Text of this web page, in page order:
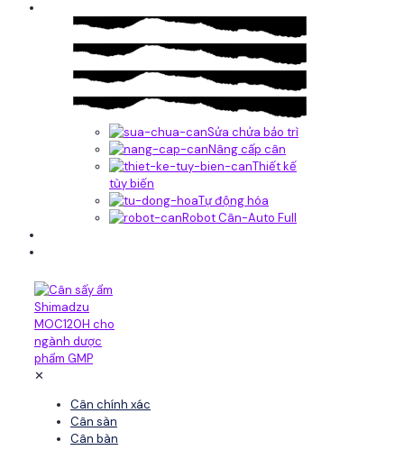
Sửa chửa bảo trì
Nâng cấp cân
Thiết kế
tùy biến
Tự động hóa
Robot Cân-Auto Full
✕
Cân chính xác
Cân sàn
Cân bàn